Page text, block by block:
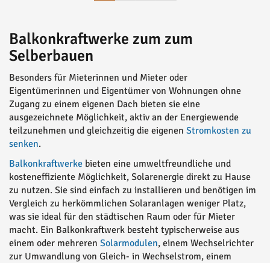
Balkonkraftwerke zum zum
Selberbauen
Besonders für Mieterinnen und Mieter oder
Eigentümerinnen und Eigentümer von Wohnungen ohne
Zugang zu einem eigenen Dach bieten sie eine
ausgezeichnete Möglichkeit, aktiv an der Energiewende
teilzunehmen und gleichzeitig die eigenen Stromkosten zu
senken.
Balkonkraftwerke bieten eine umweltfreundliche und
kosteneffiziente Möglichkeit, Solarenergie direkt zu Hause
zu nutzen. Sie sind einfach zu installieren und benötigen im
Vergleich zu herkömmlichen Solaranlagen weniger Platz,
was sie ideal für den städtischen Raum oder für Mieter
macht. Ein Balkonkraftwerk besteht typischerweise aus
einem oder mehreren Solarmodulen, einem Wechselrichter
zur Umwandlung von Gleich- in Wechselstrom, einem